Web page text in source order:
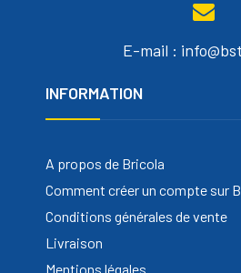
E-mail :
INFORMATION
A propos de Bricola
Comment créer un compte sur
Conditions générales de vente
Livraison
Mentions légales